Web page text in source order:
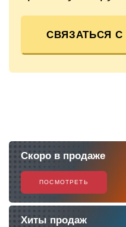
СВЯЗАТЬСЯ С
Скоро в продаже
ПОСМОТРЕТЬ
Хиты продаж